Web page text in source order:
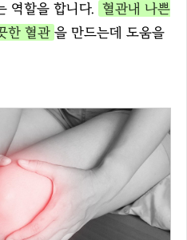
역할을 합니다.
혈관내 나쁜
한 혈관 을 만드는데 도움을